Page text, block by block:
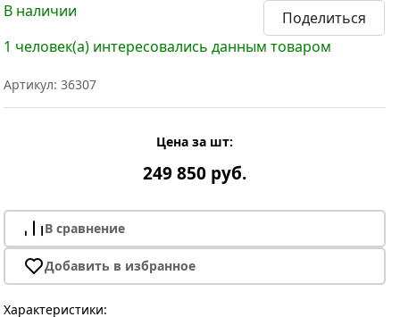
В наличии
Поделиться
1 человек(а) интересовались данным товаром
Артикул: 36307
Цена за шт:
249 850 руб.
В сравнение
Добавить в избранное
Характеристики: